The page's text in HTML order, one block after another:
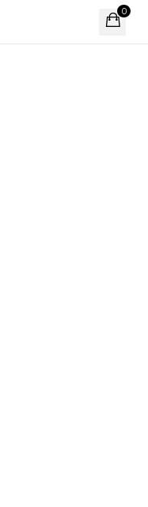
0